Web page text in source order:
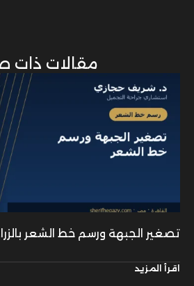
مقالات ذات
تصغير الجبهة ورسم خط الشعر
اقرأ المزيد